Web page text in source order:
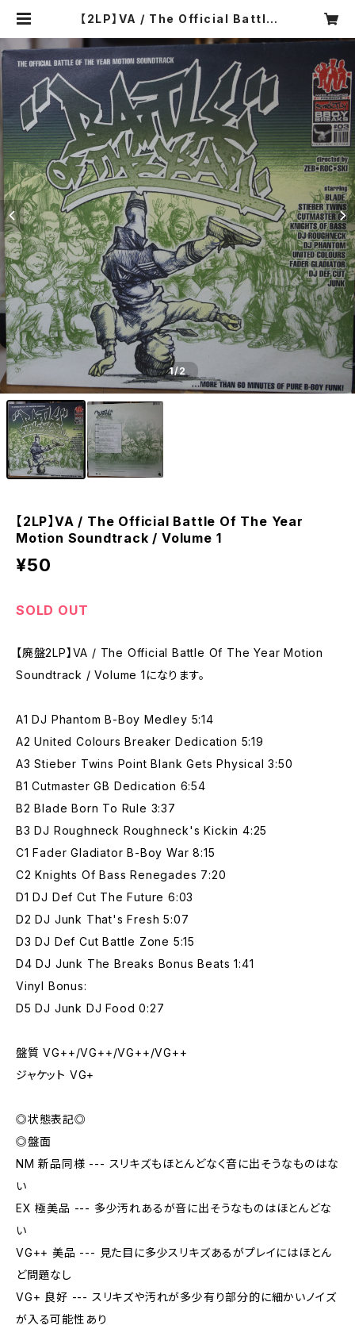
【2LP】VA / The Official Battle
ck / Volume 1 | COMPACT DIS
CO ASIA
1/2
【2LP】VA / The Official Battle Of The Year
Motion Soundtrack / Volume 1
¥50
SOLD OUT
【廃盤2LP】VA / The Official Battle Of The Year Motion
Soundtrack / Volume 1になります。
A1 DJ Phantom B-Boy Medley 5:14
A2 United Colours Breaker Dedication 5:19
A3 Stieber Twins Point Blank Gets Physical 3:50
B1 Cutmaster GB Dedication 6:54
B2 Blade Born To Rule 3:37
B3 DJ Roughneck Roughneck's Kickin 4:25
C1 Fader Gladiator B-Boy War 8:15
C2 Knights Of Bass Renegades 7:20
D1 DJ Def Cut The Future 6:03
D2 DJ Junk That's Fresh 5:07
D3 DJ Def Cut Battle Zone 5:15
D4 DJ Junk The Breaks Bonus Beats 1:41
Vinyl Bonus:
D5 DJ Junk DJ Food 0:27
盤質 VG++/VG++/VG++/VG++
ジャケット VG+
◎状態表記◎
◎盤面
NM 新品同様 --- スリキズもほとんどなく音に出そうなものはな
い
EX 極美品 --- 多少汚れあるが音に出そうなものはほとんどな
い
VG++ 美品 --- 見た目に多少スリキズあるがプレイにはほとん
ど問題なし
VG+ 良好 --- スリキズや汚れが多少有り部分的に細かいノイズ
が入る可能性あり